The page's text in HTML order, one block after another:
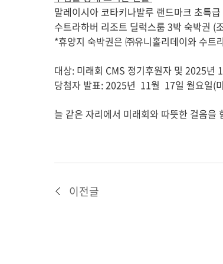
말레이시아 코타키나발루 랜드마크 초특급
수트라하버 리조트 딜럭스룸 3박 숙박권 (
*휴양지 숙박권은 ㈜유니홀리데이와 수트
대상: 미래회 CMS 정기후원자 및 2025년
당첨자 발표: 2025년 11월 17일 월요일(
늘 같은 자리에서 미래회와 따뜻한 걸음을
이전글